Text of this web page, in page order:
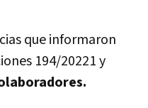
que informaron
194/20221 y